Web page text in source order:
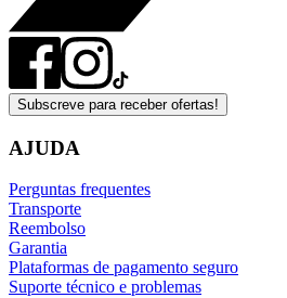
Subscreve para receber ofertas!
AJUDA
Perguntas frequentes
Transporte
Reembolso
Garantia
Plataformas de pagamento seguro
Suporte técnico e problemas